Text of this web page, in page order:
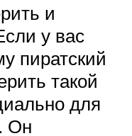
и
у вас
пиратский
такой
для
Он